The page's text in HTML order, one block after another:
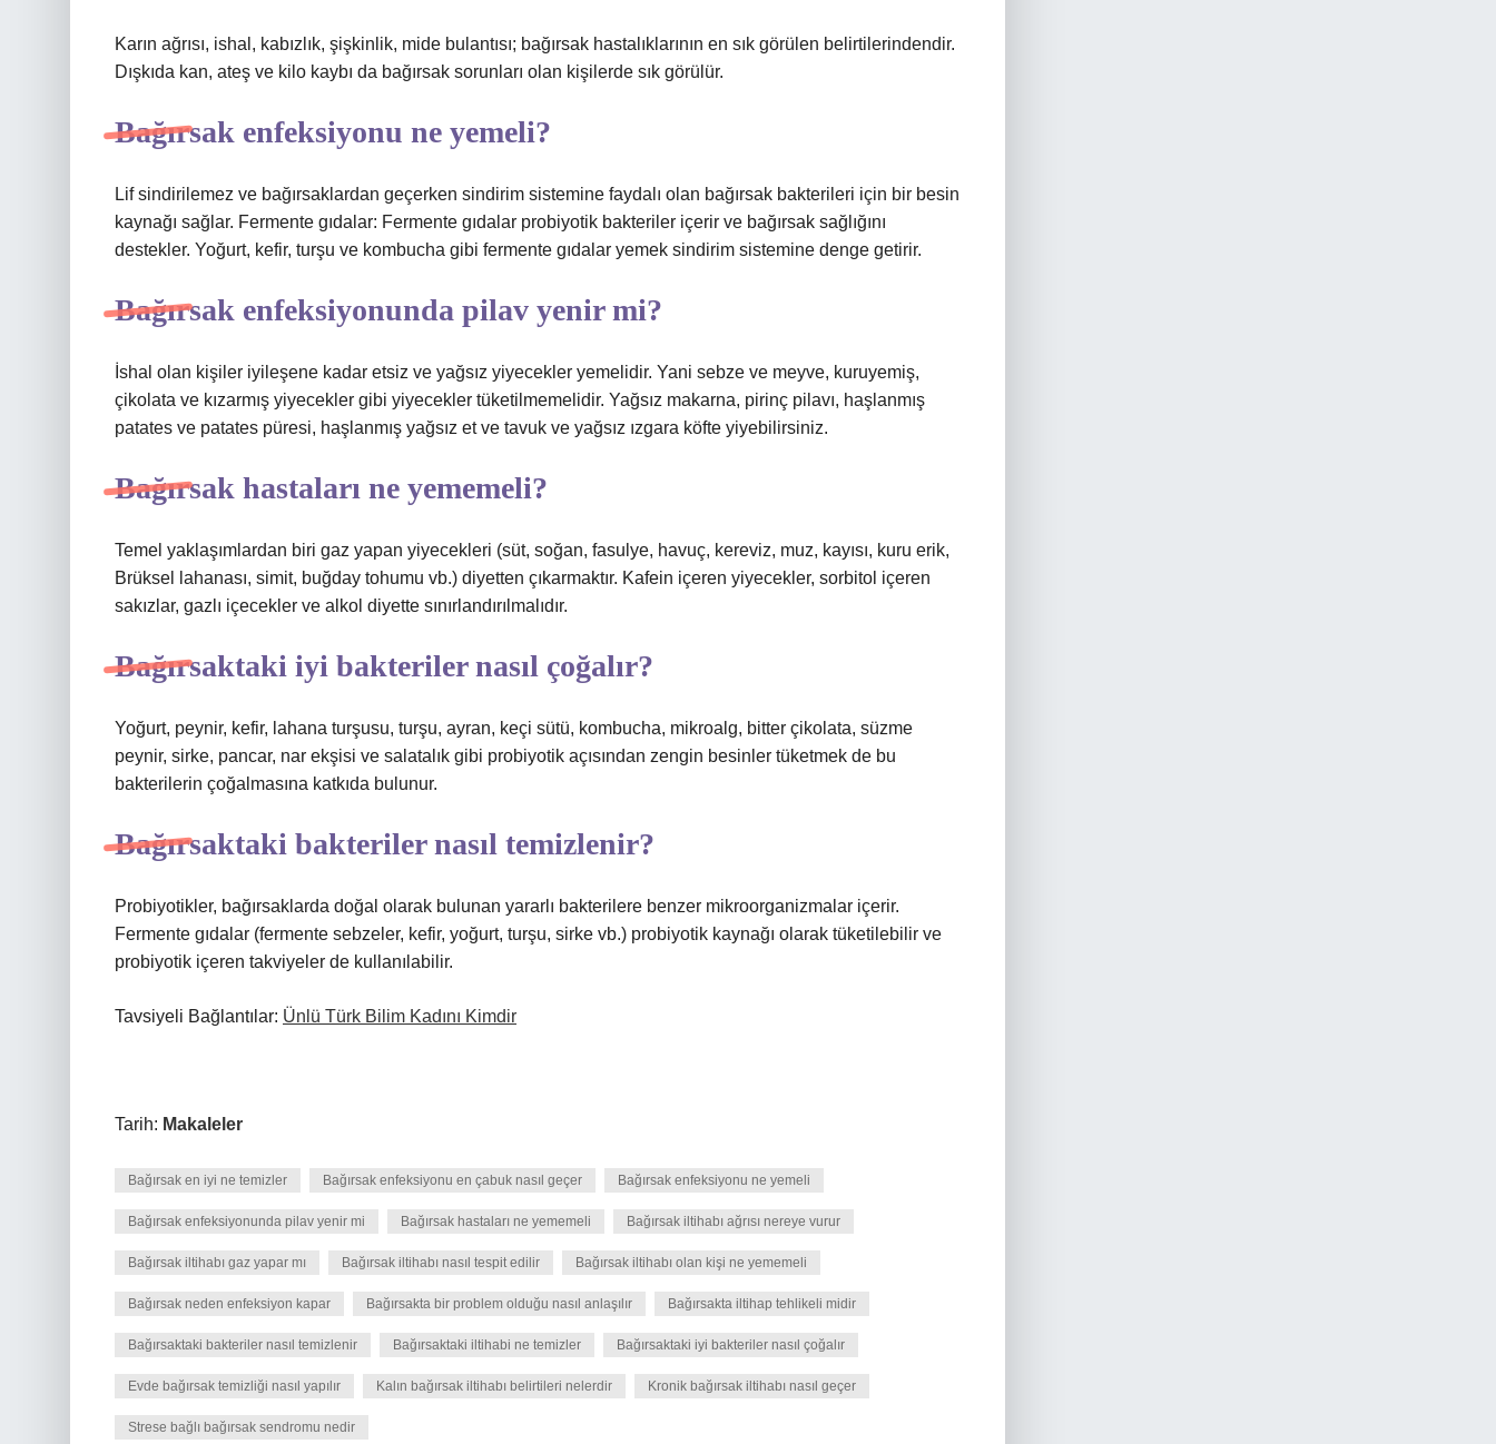
Karın ağrısı, ishal, kabızlık, şişkinlik, mide bulantısı; bağırsak hastalıklarının en sık görülen belirtilerindendir.
Dışkıda kan, ateş ve kilo kaybı da bağırsak sorunları olan kişilerde sık görülür.
Bağırsak enfeksiyonu ne yemeli?
Lif sindirilemez ve bağırsaklardan geçerken sindirim sistemine faydalı olan bağırsak bakterileri için bir besin
kaynağı sağlar. Fermente gıdalar: Fermente gıdalar probiyotik bakteriler içerir ve bağırsak sağlığını
destekler. Yoğurt, kefir, turşu ve kombucha gibi fermente gıdalar yemek sindirim sistemine denge getirir.
Bağırsak enfeksiyonunda pilav yenir mi?
İshal olan kişiler iyileşene kadar etsiz ve yağsız yiyecekler yemelidir. Yani sebze ve meyve, kuruyemiş,
çikolata ve kızarmış yiyecekler gibi yiyecekler tüketilmemelidir. Yağsız makarna, pirinç pilavı, haşlanmış
patates ve patates püresi, haşlanmış yağsız et ve tavuk ve yağsız ızgara köfte yiyebilirsiniz.
Bağırsak hastaları ne yememeli?
Temel yaklaşımlardan biri gaz yapan yiyecekleri (süt, soğan, fasulye, havuç, kereviz, muz, kayısı, kuru erik,
Brüksel lahanası, simit, buğday tohumu vb.) diyetten çıkarmaktır. Kafein içeren yiyecekler, sorbitol içeren
sakızlar, gazlı içecekler ve alkol diyette sınırlandırılmalıdır.
Bağırsaktaki iyi bakteriler nasıl çoğalır?
Yoğurt, peynir, kefir, lahana turşusu, turşu, ayran, keçi sütü, kombucha, mikroalg, bitter çikolata, süzme
peynir, sirke, pancar, nar ekşisi ve salatalık gibi probiyotik açısından zengin besinler tüketmek de bu
bakterilerin çoğalmasına katkıda bulunur.
Bağırsaktaki bakteriler nasıl temizlenir?
Probiyotikler, bağırsaklarda doğal olarak bulunan yararlı bakterilere benzer mikroorganizmalar içerir.
Fermente gıdalar (fermente sebzeler, kefir, yoğurt, turşu, sirke vb.) probiyotik kaynağı olarak tüketilebilir ve
probiyotik içeren takviyeler de kullanılabilir.
Tavsiyeli Bağlantılar: Ünlü Türk Bilim Kadını Kimdir
Tarih: Makaleler
Bağırsak en iyi ne temizler Bağırsak enfeksiyonu en çabuk nasıl geçer Bağırsak enfeksiyonu ne yemeli
Bağırsak enfeksiyonunda pilav yenir mi Bağırsak hastaları ne yememeli Bağırsak iltihabı ağrısı nereye vurur
Bağırsak iltihabı gaz yapar mı Bağırsak iltihabı nasıl tespit edilir Bağırsak iltihabı olan kişi ne yememeli
Bağırsak neden enfeksiyon kapar Bağırsakta bir problem olduğu nasıl anlaşılır Bağırsakta iltihap tehlikeli midir
Bağırsaktaki bakteriler nasıl temizlenir Bağırsaktaki iltihabi ne temizler Bağırsaktaki iyi bakteriler nasıl çoğalır
Evde bağırsak temizliği nasıl yapılır Kalın bağırsak iltihabı belirtileri nelerdir Kronik bağırsak iltihabı nasıl geçer
Strese bağlı bağırsak sendromu nedir